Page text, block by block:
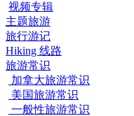
视频专辑
主题旅游
旅行游记
Hiking 线路
旅游常识
加拿大旅游常识
美国旅游常识
一般性旅游常识